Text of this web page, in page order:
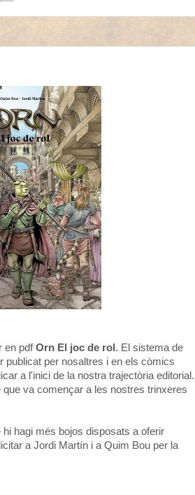
en pdfOrn El joc de rol . El sistema de
publicat per nosaltres i en els còmics
a l'inici de la nostra trajectòria editorial.
va començar a les nostres trinxeres
hagi més bojos disposats a oferir
a Jordi Martín i a Quim Bou per la